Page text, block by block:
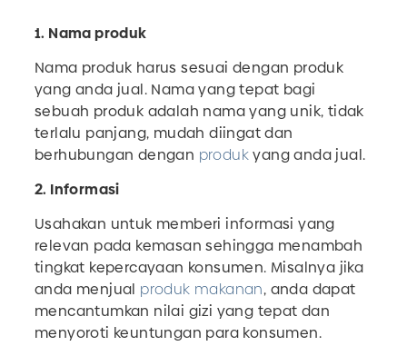
1. Nama produk
Nama produk harus sesuai dengan produk
yang anda jual. Nama yang tepat bagi
sebuah produk adalah nama yang unik, tidak
terlalu panjang, mudah diingat dan
berhubungan dengan produkyang anda jual.
2. Informasi
Usahakan untuk memberi informasi yang
relevan pada kemasan sehingga menambah
tingkat kepercayaan konsumen. Misalnya jika
anda menjual produk makanan, anda dapat
mencantumkan nilai gizi yang tepat dan
menyoroti keuntungan para konsumen.